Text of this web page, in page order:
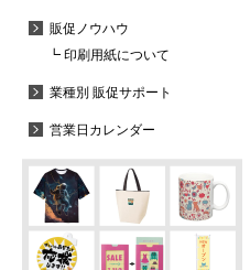
販促ノウハウ
┗ 印刷用紙について
業種別 販促サポート
営業日カレンダー